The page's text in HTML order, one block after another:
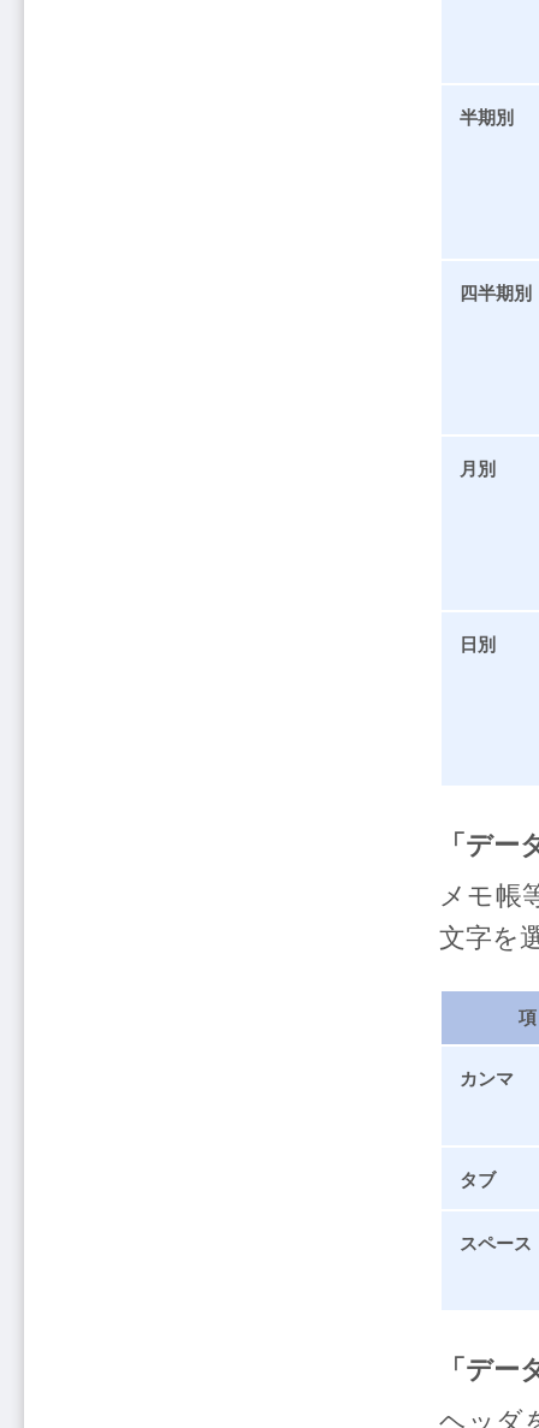
半期別
四半期別
月別
日別
「デー
メモ帳
文字を
カンマ
タブ
スペース
「デー
ヘッダ